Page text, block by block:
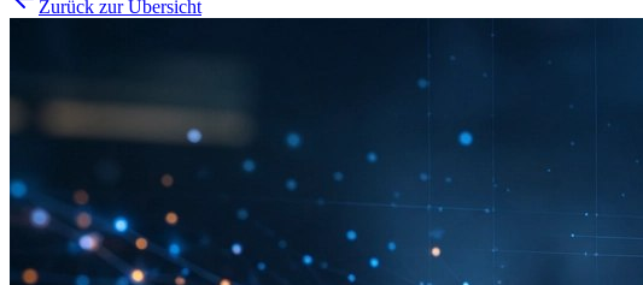
Zurück zur Übersicht